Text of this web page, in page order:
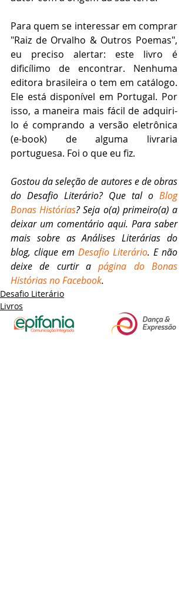
Para quem se interessar em comprar
"Raiz de Orvalho & Outros Poemas",
eu preciso alertar: este livro é
dificílimo de encontrar. Nenhuma
editora brasileira o tem em catálogo.
Ele está disponível em Portugal. Por
isso, a maneira mais fácil de adquiri-
lo é comprando a versão eletrônica
(e-book) de alguma livraria
portuguesa. Foi o que eu fiz.
Gostou da seleção de autores e de obras
do Desafio Literário? Que tal o Blog
Bonas Histórias? Seja o(a) primeiro(a) a
deixar um comentário aqui. Para saber
mais sobre as Análises Literárias do
blog, clique em Desafio Literário. E não
deixe de curtir a página do Bonas
Histórias no Facebook.
Desafio Literário
Livros